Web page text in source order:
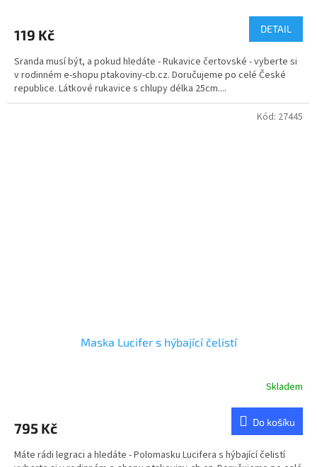
119 Kč DETAIL
Sranda musí být, a pokud hledáte - Rukavice čertovské - vyberte si
v rodinném e-shopu ptakoviny-cb.cz. Doručujeme po celé České
republice. Látkové rukavice s chlupy délka 25cm....
Maska Lucifer s hýbající čelistí
Skladem
795 Kč Do košíku
Máte rádi legraci a hledáte - Polomasku Lucifera s hýbající čelistí
Kód: 27445